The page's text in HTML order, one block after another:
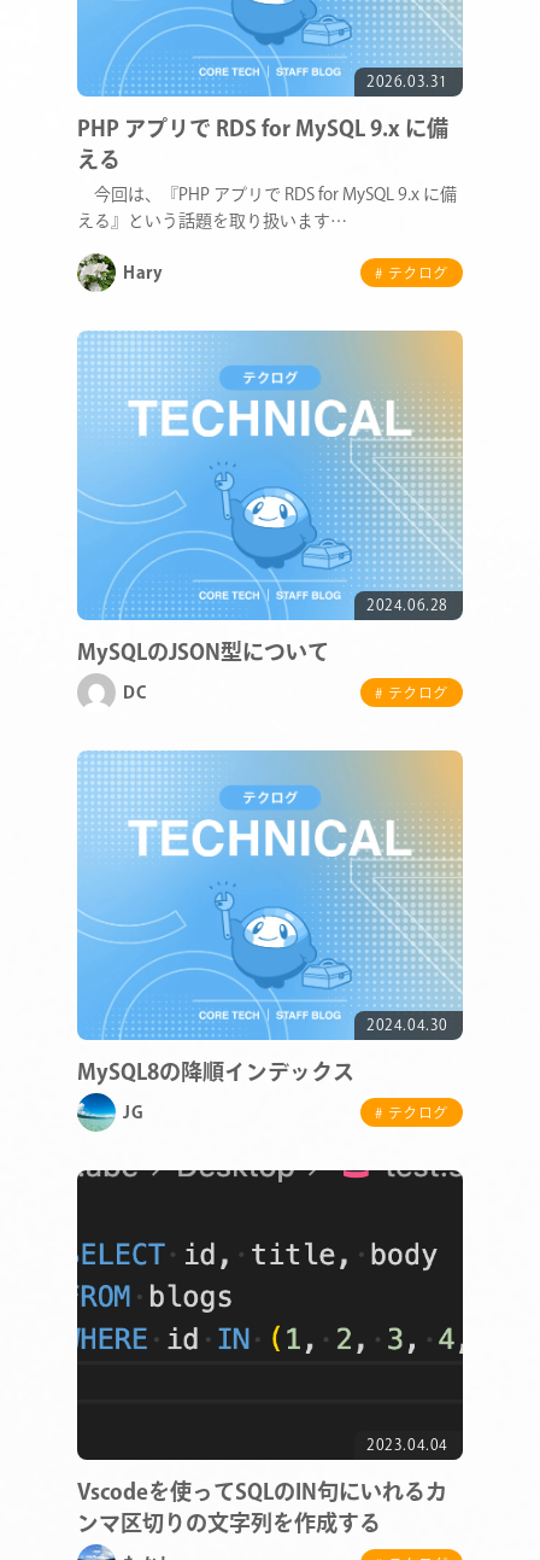
2026.03.31
PHP アプリで RDS for MySQL 9.x に備
える
今回は、『PHP アプリで RDS for MySQL 9.x に備
える』という話題を取り扱います…
Hary # テクログ
2024.06.28
MySQLのJSON型について
DC # テクログ
2024.04.30
MySQL8の降順インデックス
JG # テクログ
2023.04.04
Vscodeを使ってSQLのIN句にいれるカ
ンマ区切りの文字列を作成する